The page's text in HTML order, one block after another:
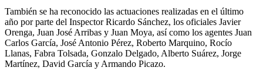
También se ha reconocido las actuaciones realizadas en el último
año por parte del Inspector Ricardo Sánchez, los oficiales Javier
Orenga, Juan José Arribas y Juan Moya, así como los agentes Juan
Carlos García, José Antonio Pérez, Roberto Marquino, Rocío
Llanas, Fabra Tolsada, Gonzalo Delgado, Alberto Suárez, Jorge
Martínez, David García y Armando Picazo.